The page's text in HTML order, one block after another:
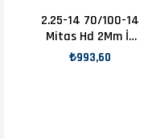
2.25-14 70/100-14
Mitas Hd 2Mm İç
Lastik
₺993,60